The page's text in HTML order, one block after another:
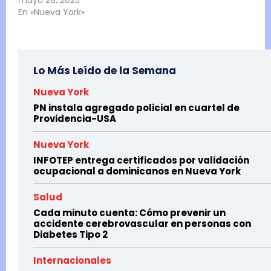
En «Nueva York»
Lo Más Leído de la Semana
Nueva York
PN instala agregado policial en cuartel de
Providencia-USA
Nueva York
INFOTEP entrega certificados por validación
ocupacional a dominicanos en Nueva York
Salud
Cada minuto cuenta: Cómo prevenir un
accidente cerebrovascular en personas con
Diabetes Tipo 2
Internacionales